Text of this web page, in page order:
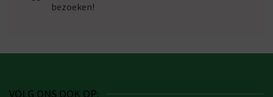
bezoeken!
VOLG ONS OOK OP: